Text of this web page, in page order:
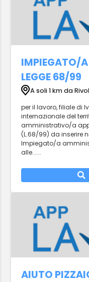
IMPIEGATO/
LEGGE 68/99
A soli 1 km da
per il lavoro, filiale di
internazionale del
amministrativo/a
(L.68/99) da inserire
Impiegato/a
alle......
AIUTO